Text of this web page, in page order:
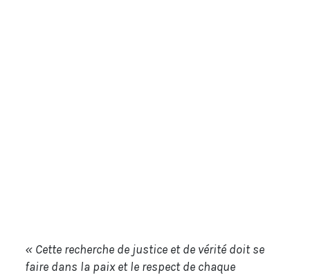
« Cette recherche de justice et de vérité doit se
faire dans la paix et le respect de chaque